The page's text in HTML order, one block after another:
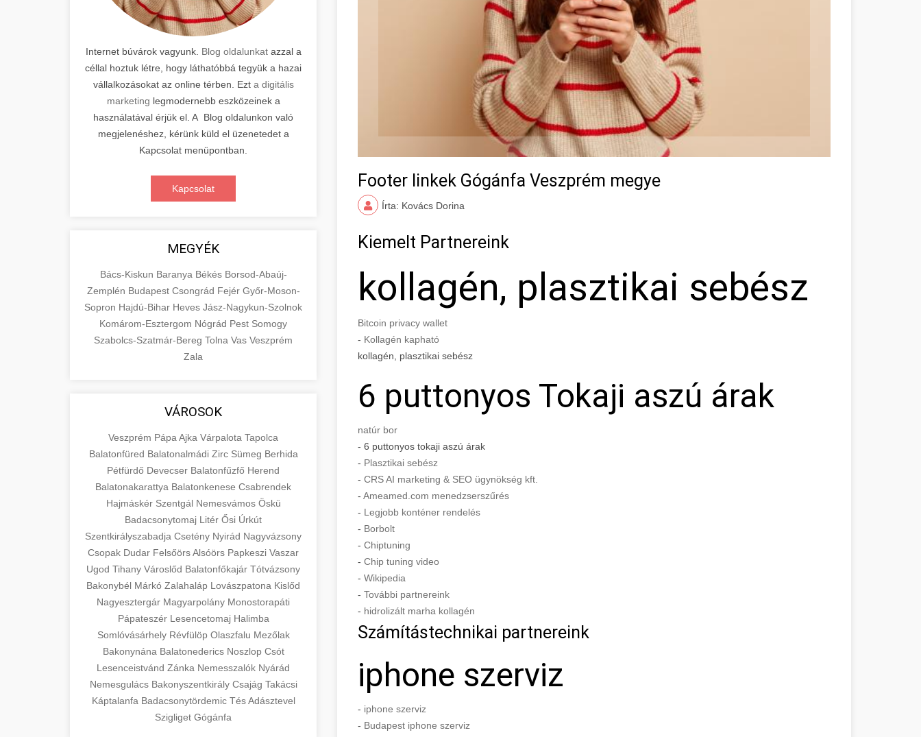
Internet búvárok vagyunk. Blog oldalunkatazzal a
céllal hoztuk létre, hogy láthatóbbá tegyük a hazai
vállalkozásokat az online térben. Ezt a digitális
marketing legmodernebb eszközeinek a
használatával érjük el. A Blog oldalunkon való
megjelenéshez, kérünk küld el üzenetedet a
Kapcsolat menüpontban.
Kapcsolat
MEGYÉK
Bács-Kiskun Baranya Békés Borsod-Abaúj-
Zemplén Budapest Csongrád Fejér Győr-Moson-
Sopron Hajdú-Bihar Heves Jász-Nagykun-Szolnok
Komárom-Esztergom Nógrád Pest Somogy
Szabolcs-Szatmár-Bereg Tolna Vas Veszprém
Zala
VÁROSOK
Veszprém Pápa Ajka Várpalota Tapolca
Balatonfüred Balatonalmádi Zirc Sümeg Berhida
Pétfürdő Devecser Balatonfűzfő Herend
Balatonakarattya Balatonkenese Csabrendek
Hajmáskér Szentgál Nemesvámos Öskü
Badacsonytomaj Litér Ősi Úrkút
Szentkirályszabadja Csetény Nyirád Nagyvázsony
Csopak Dudar FelsőörsAlsóörs Papkeszi Vaszar
Ugod Tihany Városlőd Balatonfőkajár Tótvázsony
Bakonybél Márkó Zalahaláp Lovászpatona Kislőd
Nagyesztergár Magyarpolány Monostorapáti
Pápateszér Lesencetomaj Halimba
Somlóvásárhely Révfülöp Olaszfalu Mezőlak
Bakonynána Balatonederics Noszlop Csót
Lesenceistvánd Zánka Nemesszalók Nyárád
Nemesgulács Bakonyszentkirály Csajág Takácsi
Káptalanfa Badacsonytördemic TésAdásztevel
Szigliget Gógánfa
Footer linkek Gógánfa Veszprém megye
Írta: Kovács Dorina
Kiemelt Partnereink
kollagén, plasztikai sebész
Bitcoin privacy wallet
- Kollagén kapható
kollagén, plasztikai sebész
6 puttonyos Tokaji aszú árak
natúr bor
- 6 puttonyos tokaji aszú árak
- Plasztikai sebész
- CRS AI marketing & SEO ügynökség kft.
- Ameamed.com menedzserszűrés
- Legjobb konténer rendelés
- Borbolt
- Chiptuning
- Chip tuning video
- Wikipedia
- További partnereink
- hidrolizált marha kollagén
Számítástechnikai partnereink
iphone szerviz
- iphone szerviz
- Budapest iphone szerviz